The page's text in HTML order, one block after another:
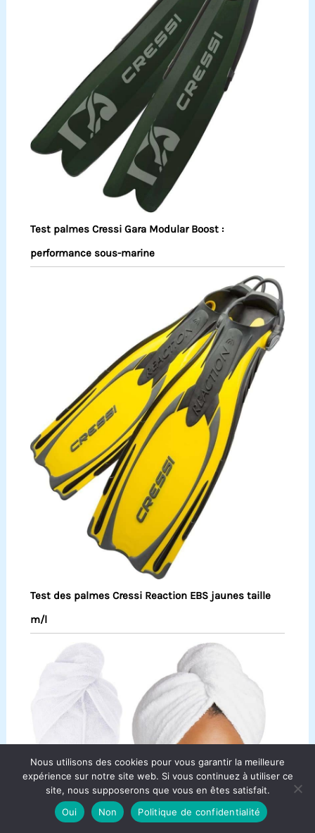
Test palmes Cressi Gara Modular Boost :
performance sous-marine
Test des palmes Cressi Reaction EBS jaunes taille
m/l
Nous utilisons des cookies pour vous garantir la meilleure
expérience sur notre site web. Si vous continuez à utiliser ce
site, nous supposerons que vous en êtes satisfait.
Oui
Non Politique de confidentialité